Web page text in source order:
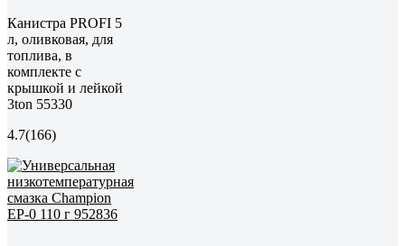
Канистра PROFI 5
л, оливковая, для
топлива, в
комплекте с
крышкой и лейкой
3ton 55330
4.7(166)